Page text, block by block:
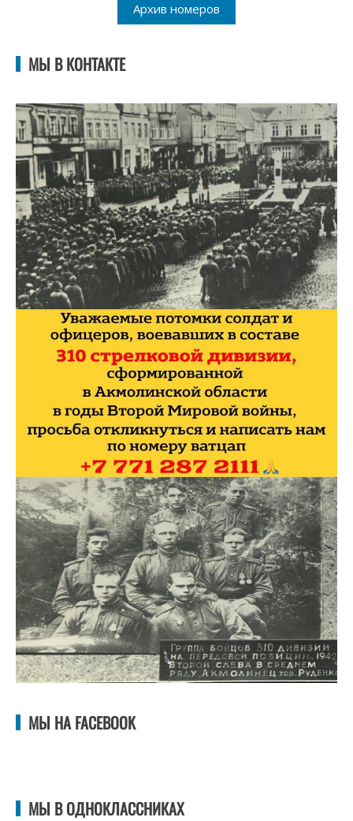
Архив номеров
МЫ В КОНТАКТЕ
МЫ НА FACEBOOK
МЫ В ОДНОКЛАССНИКАХ